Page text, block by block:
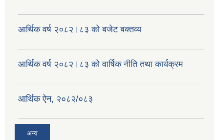
आर्थिक वर्ष २०८२।८३ को बजेट बक्तव्य
आर्थिक वर्ष २०८२।८३ को वार्षिक नीति तथा कार्यक्रम
आर्थिक ऐन, २०८२/०८३
अन्य